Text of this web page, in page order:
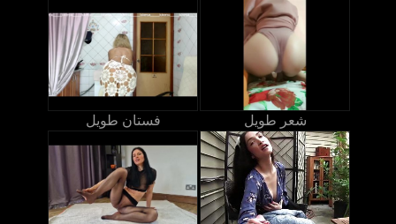
فستان طويل شعر طويل